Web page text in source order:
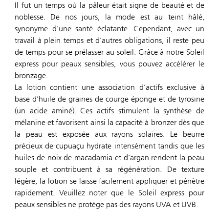
Il fut un temps où la pâleur était signe de beauté et de
noblesse. De nos jours, la mode est au teint hâlé,
synonyme d’une santé éclatante. Cependant, avec un
travail à plein temps et d’autres obligations, il reste peu
de temps pour se prélasser au soleil. Grâce à notre Soleil
express pour peaux sensibles, vous pouvez accélérer le
bronzage.
La lotion contient une association d’actifs exclusive à
base d’huile de graines de courge éponge et de tyrosine
(un acide aminé). Ces actifs stimulent la synthèse de
mélanine et favorisent ainsi la capacité à bronzer dès que
la peau est exposée aux rayons solaires. Le beurre
précieux de cupuaçu hydrate intensément tandis que les
huiles de noix de macadamia et d’argan rendent la peau
souple et contribuent à sa régénération. De texture
légère, la lotion se laisse facilement appliquer et pénètre
rapidement. Veuillez noter que le Soleil express pour
peaux sensibles ne protège pas des rayons UVA et UVB.